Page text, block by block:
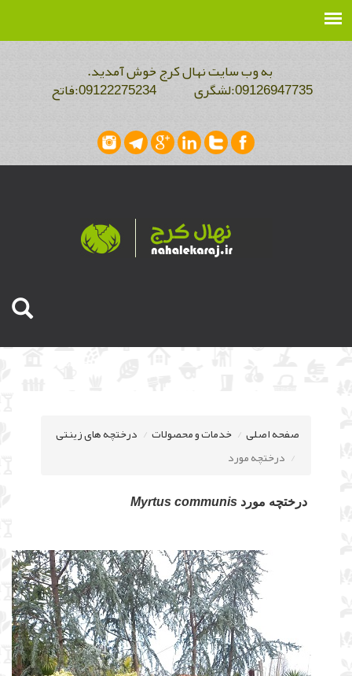
به وب سایت نهال کرج خوش آمدید.
صفحه اصلی خدمات و محصولات
درختچه های زینتی
درختچه مورد
درختچه مورد Myrtus communis